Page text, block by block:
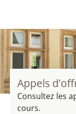
Appels
Consultez les
cours.